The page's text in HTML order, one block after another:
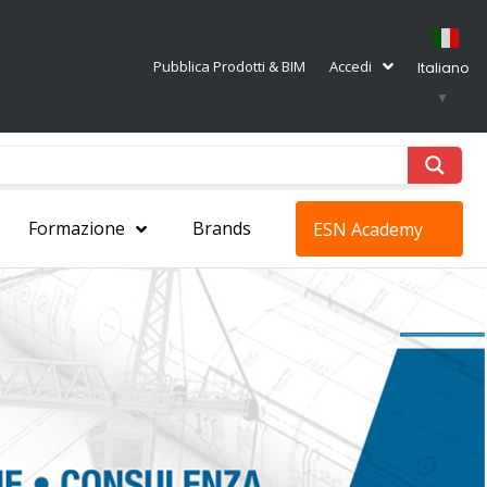
Pubblica Prodotti & BIM Accedi
Italiano
▼
Formazione Brands ESN Academy